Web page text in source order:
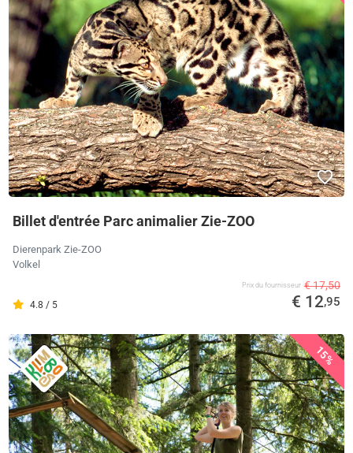
Billet d'entrée Parc animalier Zie-ZOO
Dierenpark Zie-ZOO
Volkel
4.8 / 5
Prix ​​du fournisseur € 17,50
€ 12,95
15%